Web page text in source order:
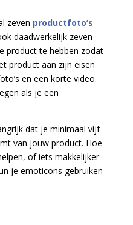
zeven productfoto’s
daadwerkelijk zeven
product te hebben zodat
product aan zijn eisen
en een korte video.
als je een
dat je minimaal vijf
van jouw product. Hoe
of iets makkelijker
je emoticons gebruiken